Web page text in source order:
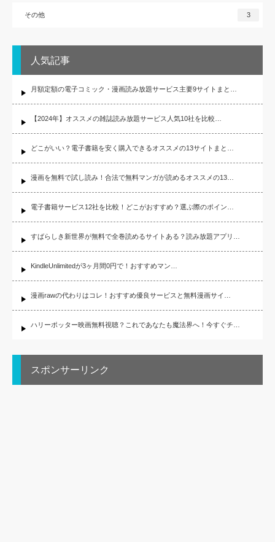
その他 3
人気記事
月額定額の電子コミック・漫画読み放題サービス主要9サイトまと…
【2024年】オススメの雑誌読み放題サービス人気10社を比較…
どこがいい？電子書籍を安く購入できるオススメの13サイトまと…
漫画を無料で試し読み！合法で無料マンガが読めるオススメの13…
電子書籍サービス12社を比較！どこがおすすめ？選ぶ際のポイン…
すばらしき新世界が無料で全巻読めるサイトある？読み放題アプリ…
KindleUnlimitedが3ヶ月間0円で！おすすめマン…
漫画rawの代わりはコレ！おすすめ優良サービスと無料漫画サイ…
ハリーポッター映画無料視聴？これであなたも魔法界へ！今すぐチ…
スポンサーリンク